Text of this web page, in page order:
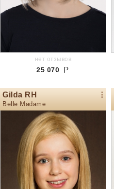
нет отзывов
25 070
Gilda RH
Belle Madame